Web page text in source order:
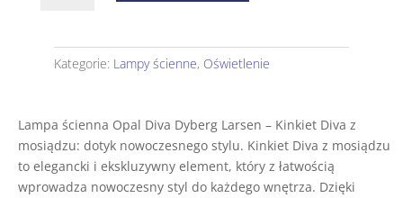
Dyberg
Kategorie: Lampy ścienne, Oświetlenie
Lampa ścienna Opal Diva Dyberg Larsen – Kinkiet Diva z
mosiądzu: dotyk nowoczesnego stylu. Kinkiet Diva z mosiądzu
to elegancki i ekskluzywny element, który z łatwością
wprowadza nowoczesny styl do każdego wnętrza. Dzięki